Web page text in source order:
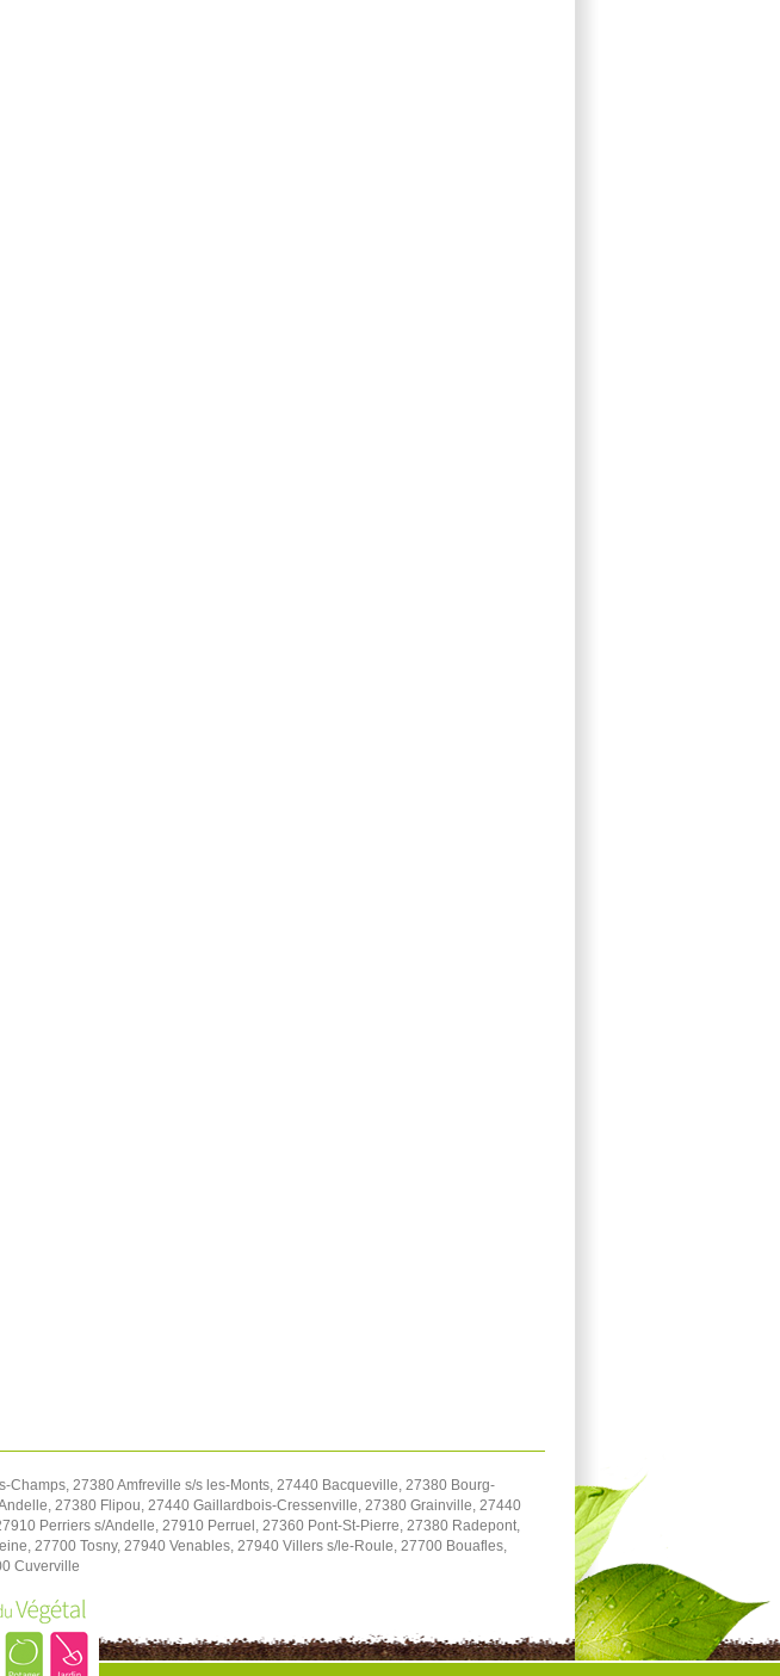
Champs, 27380 Amfreville s/s les-Monts, 27440 Bacqueville, 27380 Bourg-
27380 Flipou, 27440 Gaillardbois-Cressenville, 27380 Grainville, 27440
Perriers s/Andelle, 27910 Perruel, 27360 Pont-St-Pierre, 27380 Radepont,
27700 Tosny, 27940 Venables, 27940 Villers s/le-Roule, 27700 Bouafles,
Cuverville